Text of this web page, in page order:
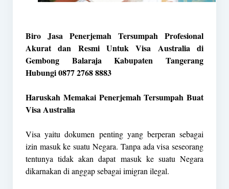
Biro Jasa Penerjemah Tersumpah Profesional
Akurat dan Resmi Untuk Visa Australia di
Gembong Balaraja Kabupaten Tangerang
Hubungi 0877 2768 8883
Haruskah Memakai Penerjemah Tersumpah Buat
Visa Australia
Visa yaitu dokumen penting yang berperan sebagai
izin masuk ke suatu Negara. Tanpa ada visa seseorang
tentunya tidak akan dapat masuk ke suatu Negara
dikarnakan di anggap sebagai imigran ilegal.